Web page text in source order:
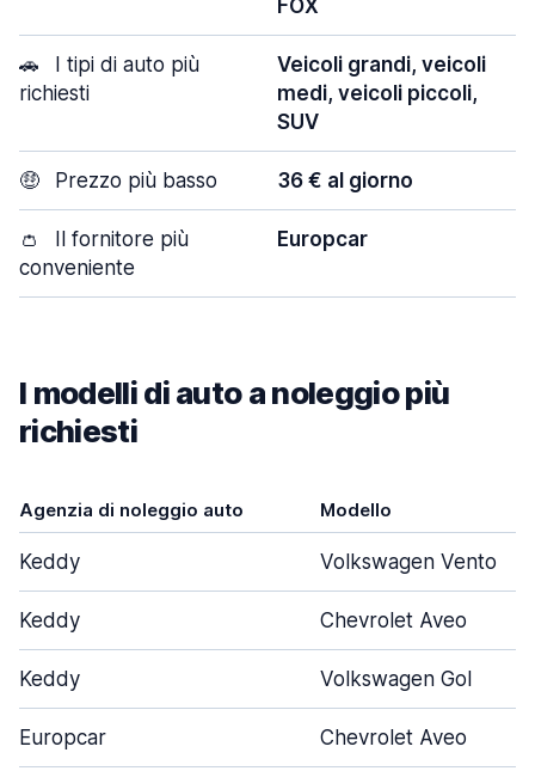
FOX
🚗
I tipi di auto più
richiesti
Veicoli grandi, veicoli
medi, veicoli piccoli,
SUV
🤑 Prezzo più basso 36 € al giorno
👛
Il fornitore più
conveniente
Europcar
I modelli di auto a noleggio più
richiesti
Agenzia di noleggio auto Modello
Keddy Volkswagen Vento
Keddy Chevrolet Aveo
Keddy Volkswagen Gol
Europcar Chevrolet Aveo